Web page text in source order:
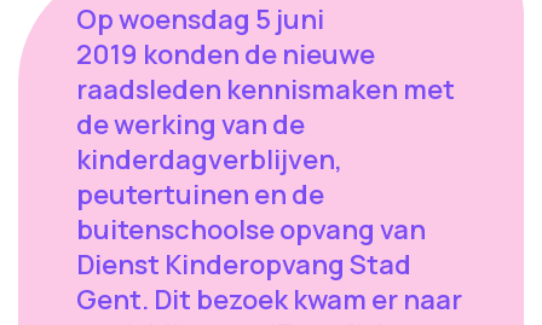
Op woensdag 5 juni
2019 konden de nieuwe
raadsleden kennismaken met
de werking van de
kinderdagverblijven,
peutertuinen en de
buitenschoolse opvang van
Dienst Kinderopvang Stad
Gent. Dit bezoek kwam er naar